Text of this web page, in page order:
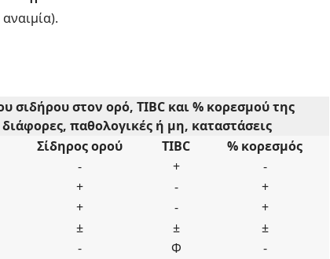
σιδήρου στον ορό, TIBC και % κορεσμού της
παθολογικές ή μη, καταστάσεις
Σίδηρος ορού TIBC
% κορεσμός
- +
-
+ -
+
+ -
+
± ±
±
- Φ
-